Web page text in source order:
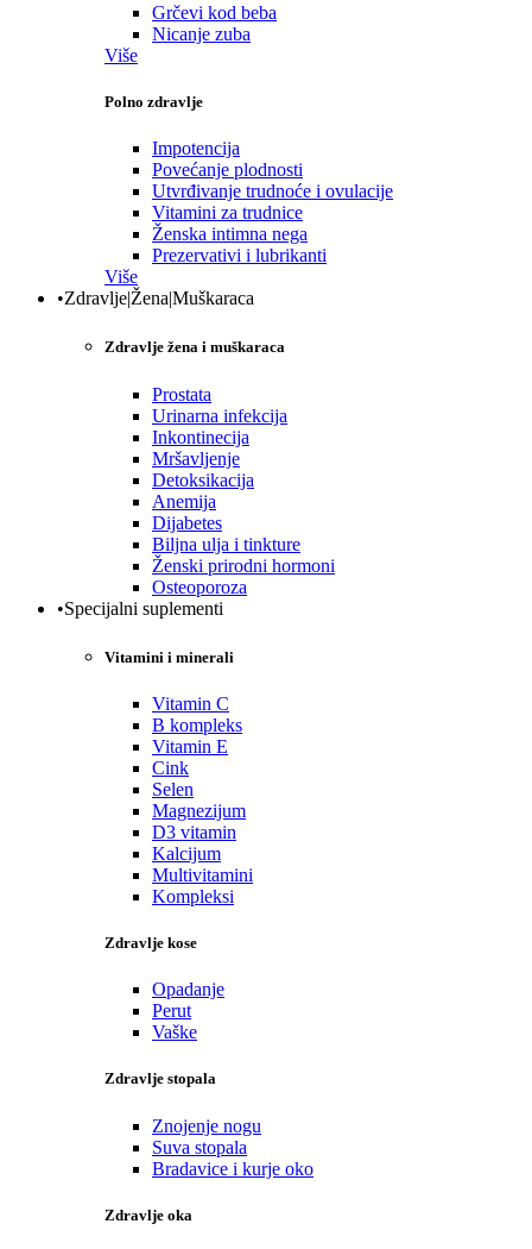
Grčevi kod beba
Nicanje zuba
Više
Polno zdravlje
Impotencija
Povećanje plodnosti
Utvrđivanje trudnoće i ovulacije
Vitamini za trudnice
Ženska intimna nega
Prezervativi i lubrikanti
Više
•Zdravlje|Žena|Muškaraca
Zdravlje žena i muškaraca
Prostata
Urinarna infekcija
Inkontinecija
Mršavljenje
Detoksikacija
Anemija
Dijabetes
Biljna ulja i tinkture
Ženski prirodni hormoni
Osteoporoza
•Specijalni suplementi
Vitamini i minerali
Vitamin C
B kompleks
Vitamin E
Cink
Selen
Magnezijum
D3 vitamin
Kalcijum
Multivitamini
Kompleksi
Zdravlje kose
Opadanje
Perut
Vaške
Zdravlje stopala
Znojenje nogu
Suva stopala
Bradavice i kurje oko
Zdravlje oka